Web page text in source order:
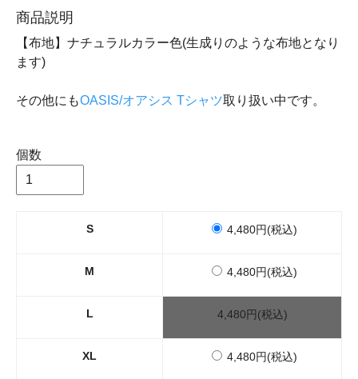
商品説明
【布地】ナチュラルカラー色(生成りのような布地となり
ます)
その他にもOASIS/オアシス Tシャツ取り扱い中です。
個数
S
M
L
XL
4,480円(税込)
4,480円(税込)
4,480円(税込)
4,480円(税込)